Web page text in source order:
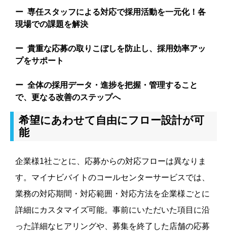
ー 専任スタッフによる対応で採用活動を一元化！各
現場での課題を解決
ー 貴重な応募の取りこぼしを防止し、採用効率アッ
プをサポート
ー 全体の採用データ・進捗を把握・管理すること
で、更なる改善のステップへ
希望にあわせて自由にフロー設計が可
能
企業様1社ごとに、応募からの対応フローは異なりま
す。マイナビバイトのコールセンターサービスでは、
業務の対応期間・対応範囲・対応方法を企業様ごとに
詳細にカスタマイズ可能。事前にいただいた項目に沿
った詳細なヒアリングや、募集を終了した店舗の応募